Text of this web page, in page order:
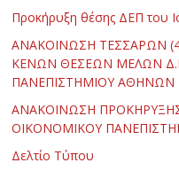
Προκήρυξη θέσης ΔΕΠ του
ΑΝΑΚΟΙΝΩΣΗ ΤΕΣΣΑΡΩΝ
ΚΕΝΩΝ ΘΕΣΕΩΝ ΜΕΛΩΝ
ΠΑΝΕΠΙΣΤΗΜΙΟΥ ΑΘΗΝΩΝ
ΑΝΑΚΟΙΝΩΣΗ
ΟΙΚΟΝΟΜΙΚΟΥ
Δελτίο Τύπου